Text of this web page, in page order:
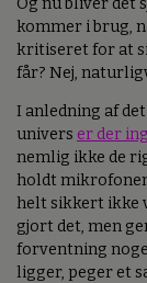
kommer i brug,
kritiseret for at
får? Nej,
I anledning af
univers er der
nemlig ikke de
holdt
helt sikkert ikke
gjort det, men
forventning
ligger, peger et